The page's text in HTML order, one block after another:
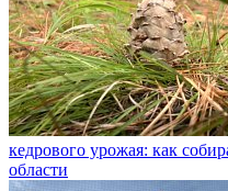
кедрового урожая: как
области